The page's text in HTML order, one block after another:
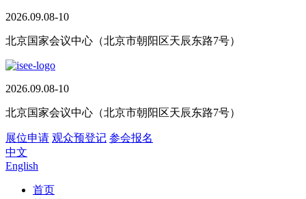
2026.09.08-10
北京国家会议中心（北京市朝阳区天辰东路7号）
2026.09.08-10
北京国家会议中心（北京市朝阳区天辰东路7号）
展位申请 观众预登记 参会报名
中文
English
首页